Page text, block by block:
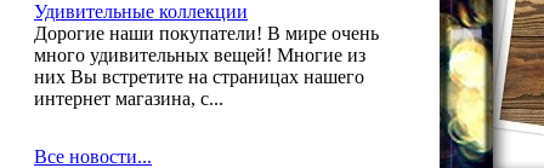
Удивительные коллекции
Дорогие наши покупатели! В мире очень
много удивительных вещей! Многие из
них Вы встретите на страницах нашего
интернет магазина, с...
Все новости...